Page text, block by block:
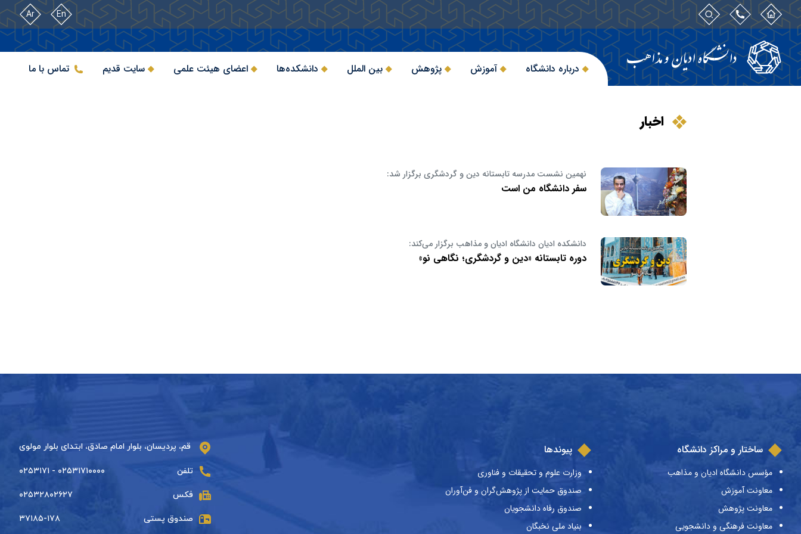
En
Ar
درباره دانشگاه آموزش پژوهش بین الملل دانشکده‌ها اعضای هیئت علمی سایت قدیم تماس با ما
اخبار
نهمین نشست مدرسه تابستانه دین و گردشگری برگزار شد:
سفر دانشگاه من است
دانشکده ادیان دانشگاه ادیان و مذاهب برگزار می‌کند:
دوره تابستانه «دین و گردشگری؛ نگاهی نو»
ساختار و مراکز دانشگاه
مؤسس دانشگاه ادیان و مذاهب
معاونت آموزش
معاونت پژوهش
معاونت فرهنگی و دانشجویی
پیوندها
وزارت علوم و تحقیقات و فناوری
صندوق حمایت از پژوهش‌گران و فن‌آوران
صندوق رفاه دانشجویان
بنیاد ملی نخبگان
قم، پردیسان، بلوار امام صادق، ابتدای بلوار مولوی
تلفن ۰۲۵۳۱۷۱۰۰۰۰ - ۰۲۵۳۱۷۱
فکس ۰۲۵۳۲۸۰۲۶۲۷
صندوق پستی ۳۷۱۸۵-۱۷۸